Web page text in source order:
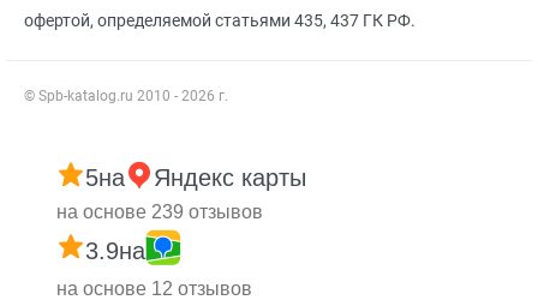
офертой, определяемой статьями 435, 437 ГК РФ.
© Spb-katalog.ru 2010 - 2026 г.
5на Яндекс карты
на основе 239 отзывов
3.9на
на основе 12 отзывов